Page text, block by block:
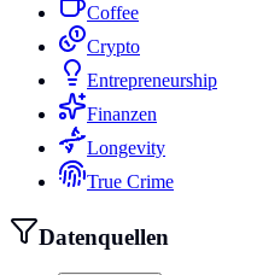
Coffee
Crypto
Entrepreneurship
Finanzen
Longevity
True Crime
Datenquellen